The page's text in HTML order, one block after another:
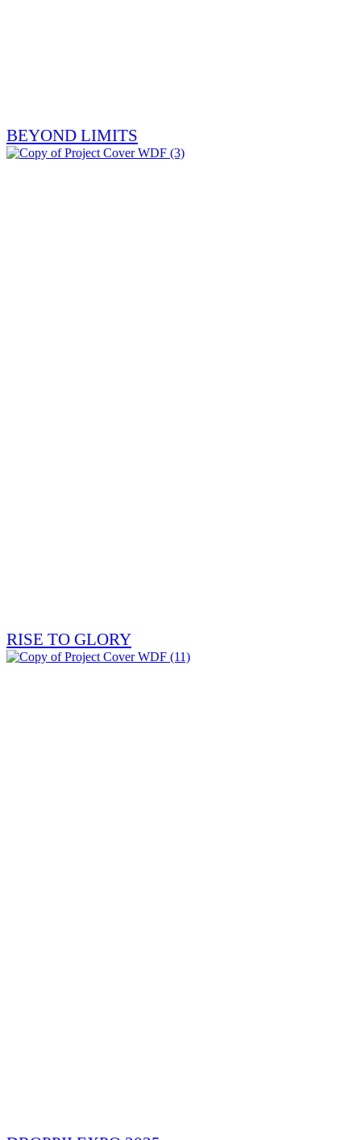
BEYOND LIMITS
RISE TO GLORY